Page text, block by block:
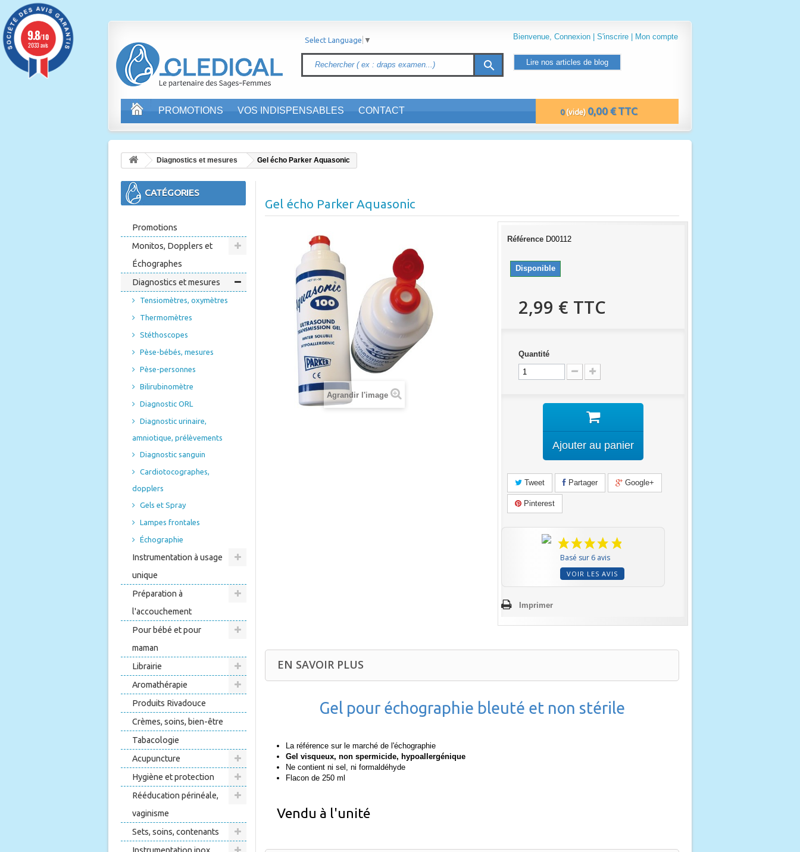
Bienvenue, Connexion | S'inscrire | Mon compte
search
0 (vide) 0,00 € TTC
PROMOTIONS VOS INDISPENSABLES CONTACT
Lire nos articles de blog
Select Language ▼
Diagnostics et mesures Gel écho Parker Aquasonic
CATÉGORIES
Promotions
Monitos, Dopplers et
Échographes
Diagnostics et mesures
Tensiomètres, oxymètres
Thermomètres
Stéthoscopes
Pèse-bébés, mesures
Pèse-personnes
Bilirubinomètre
Diagnostic ORL
Diagnostic urinaire,
amniotique, prélèvements
Diagnostic sanguin
Cardiotocographes,
dopplers
Gels et Spray
Lampes frontales
Échographie
Instrumentation à usage
unique
Préparation à
l'accouchement
Pour bébé et pour
maman
Librairie
Aromathérapie
Produits Rivadouce
Crèmes, soins, bien-être
Tabacologie
Acupuncture
Hygiène et protection
Rééducation périnéale,
vaginisme
Sets, soins, contenants
Gel écho Parker Aquasonic
Agrandir l'image
Référence D00112
Disponible
2,99 € TTC
Quantité
Ajouter au panier
Tweet Partager Google+
Pinterest
Basé sur 6 avis
VOIR LES AVIS
Imprimer
EN SAVOIR PLUS
Gel pour échographie bleuté et non stérile
La référence sur le marché de l'échographie
Gel visqueux, non spermicide, hypoallergénique
Ne contient ni sel, ni formaldéhyde
Flacon de 250 ml
Vendu à l'unité
9.8/10
2033 avis